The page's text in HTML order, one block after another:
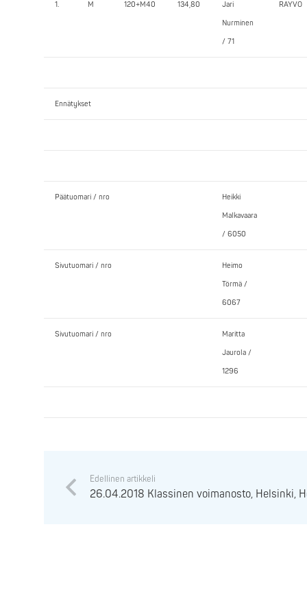
1. M 120+M40 134,80 Jari
Nurminen
/ 71
RAYVO
Ennätykset
Päätuomari / nro Heikki
Malkavaara
/ 6050
Sivutuomari / nro Heimo
Törmä /
6067
Sivutuomari / nro Maritta
Jaurola /
1296
Edellinen artikkeli
26.04.2018 Klassinen voimanosto, Helsinki,